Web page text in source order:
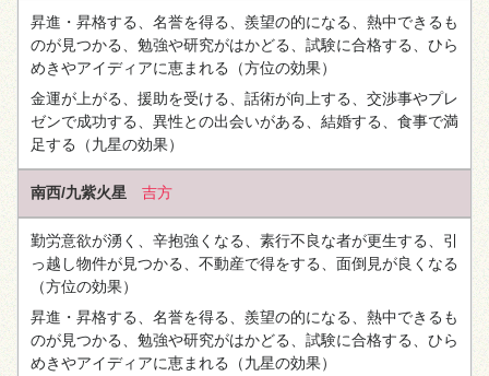
昇進・昇格する、名誉を得る、羨望の的になる、熱中できるも
のが見つかる、勉強や研究がはかどる、試験に合格する、ひら
めきやアイディアに恵まれる （方位の効果）
金運が上がる、援助を受ける、話術が向上する、交渉事やプレ
ゼンで成功する、異性との出会いがある、結婚する、食事で満
足する （九星の効果）
南西/九紫火星 吉方
勤労意欲が湧く、辛抱強くなる、素行不良な者が更生する、引
っ越し物件が見つかる、不動産で得をする、面倒見が良くなる
（方位の効果）
昇進・昇格する、名誉を得る、羨望の的になる、熱中できるも
のが見つかる、勉強や研究がはかどる、試験に合格する、ひら
めきやアイディアに恵まれる （九星の効果）